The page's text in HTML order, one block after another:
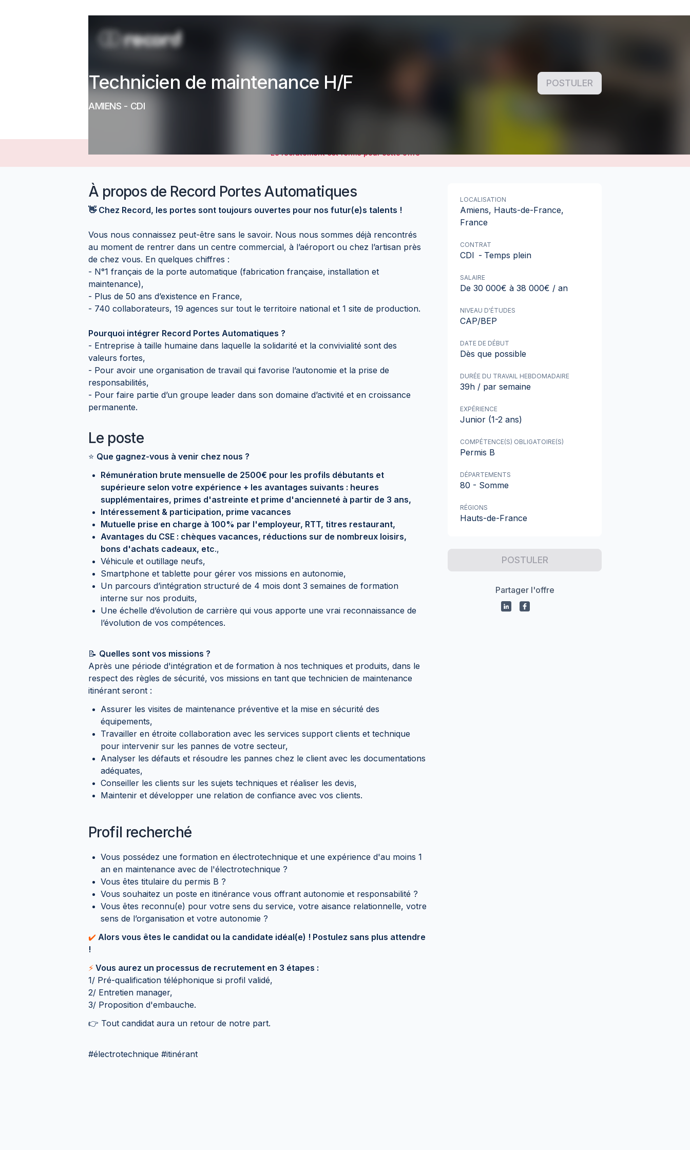
Technicien de maintenance H/F
AMIENS - CDI
POSTULER
Le recrutement est fermé pour cette offre
À propos de Record Portes Automatiques
👋 Chez Record, les portes sont toujours ouvertes pour nos futur(e)s talents !
Vous nous connaissez peut-être sans le savoir. Nous nous sommes déjà rencontrés
au moment de rentrer dans un centre commercial, à l’aéroport ou chez l’artisan près
de chez vous. En quelques chiffres :
- N°1 français de la porte automatique (fabrication française, installation et
maintenance),
- Plus de 50 ans d’existence en France,
- 740 collaborateurs, 19 agences sur tout le territoire national et 1 site de production.
Pourquoi intégrer Record Portes Automatiques ?
- Entreprise à taille humaine dans laquelle la solidarité et la convivialité sont des
valeurs fortes,
- Pour avoir une organisation de travail qui favorise l’autonomie et la prise de
responsabilités,
- Pour faire partie d’un groupe leader dans son domaine d’activité et en croissance
permanente.
Le poste
⭐ Que gagnez-vous à venir chez nous ?
Rémunération brute mensuelle de 2500€ pour les profils débutants et
supérieure selon votre expérience + les avantages suivants : heures
supplémentaires, primes d'astreinte et prime d'ancienneté à partir de 3 ans,
Intéressement & participation, prime vacances
Mutuelle prise en charge à 100% par l'employeur, RTT, titres restaurant,
Avantages du CSE : chèques vacances, réductions sur de nombreux loisirs,
bons d'achats cadeaux, etc.,
Véhicule et outillage neufs,
Smartphone et tablette pour gérer vos missions en autonomie,
Un parcours d’intégration structuré de 4 mois dont 3 semaines de formation
interne sur nos produits,
Une échelle d’évolution de carrière qui vous apporte une vrai reconnaissance de
l’évolution de vos compétences.
📝 Quelles sont vos missions ?
Après une période d'intégration et de formation à nos techniques et produits, dans le
respect des règles de sécurité, vos missions en tant que technicien de maintenance
itinérant seront :
Assurer les visites de maintenance préventive et la mise en sécurité des
équipements,
Travailler en étroite collaboration avec les services support clients et technique
pour intervenir sur les pannes de votre secteur,
Analyser les défauts et résoudre les pannes chez le client avec les documentations
adéquates,
Conseiller les clients sur les sujets techniques et réaliser les devis,
Maintenir et développer une relation de confiance avec vos clients.
Profil recherché
Vous possédez une formation en électrotechnique et une expérience d'au moins 1
an en maintenance avec de l'électrotechnique ?
Vous êtes titulaire du permis B ?
Vous souhaitez un poste en itinérance vous offrant autonomie et responsabilité ?
Vous êtes reconnu(e) pour votre sens du service, votre aisance relationnelle, votre
sens de l’organisation et votre autonomie ?
✔️ Alors vous êtes le candidat ou la candidate idéal(e) ! Postulez sans plus attendre
!
⚡ Vous aurez un processus de recrutement en 3 étapes :
1/ Pré-qualification téléphonique si profil validé,
2/ Entretien manager,
3/ Proposition d'embauche.
👉 Tout candidat aura un retour de notre part.
#électrotechnique #itinérant
LOCALISATION
Amiens, Hauts-de-France,
France
CONTRAT
CDI - Temps plein
SALAIRE
De 30 000€ à 38 000€ / an
NIVEAU D'ÉTUDES
CAP/BEP
DATE DE DÉBUT
Dès que possible
DURÉE DU TRAVAIL HEBDOMADAIRE
39h / par semaine
EXPÉRIENCE
Junior (1-2 ans)
COMPÉTENCE(S) OBLIGATOIRE(S)
Permis B
DÉPARTEMENTS
80 - Somme
RÉGIONS
Hauts-de-France
POSTULER
Partager l'offre